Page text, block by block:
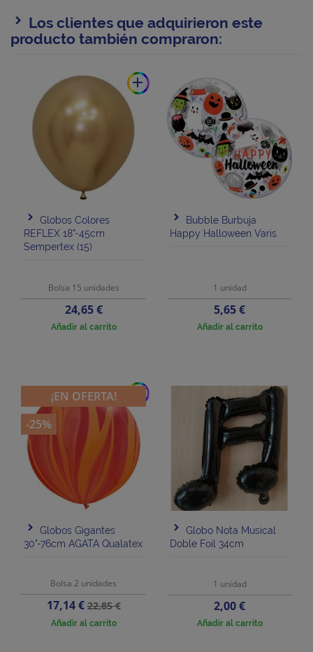
Los clientes que adquirieron este
producto también compraron:
add
Globos Colores
REFLEX 18"-45cm
Sempertex (15)
Bolsa 15 unidades
Precio
24,65 €
Añadir al carrito
Bubble Burbuja
Happy Halloween Varis
1 unidad
Precio
5,65 €
Añadir al carrito
add
Globos Gigantes
30"-76cm AGATA Qualatex
Bolsa 2 unidades
Precio
17,14 €Precio
base
22,85 €
Añadir al carrito
¡EN OFERTA!
-25%
Globo Nota Musical
Doble Foil 34cm
1 unidad
Precio
2,00 €
Añadir al carrito